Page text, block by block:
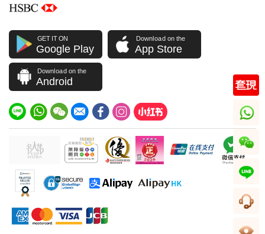
GET IT ON
Google Play
Download on the
App Store
Download on the
Android
whatsapp